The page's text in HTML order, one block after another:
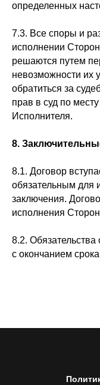
определенных
7.3. Все споры и
исполнении
решаются путем
невозможности их
обратиться за
прав в суд по
Исполнителя.
8.
8.1. Договор
обязательным для
заключения.
исполнения
8.2.
с окончанием